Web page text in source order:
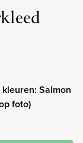
Salmon
foto)